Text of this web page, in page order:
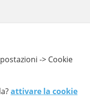
-> Cookie
attivare la cookie